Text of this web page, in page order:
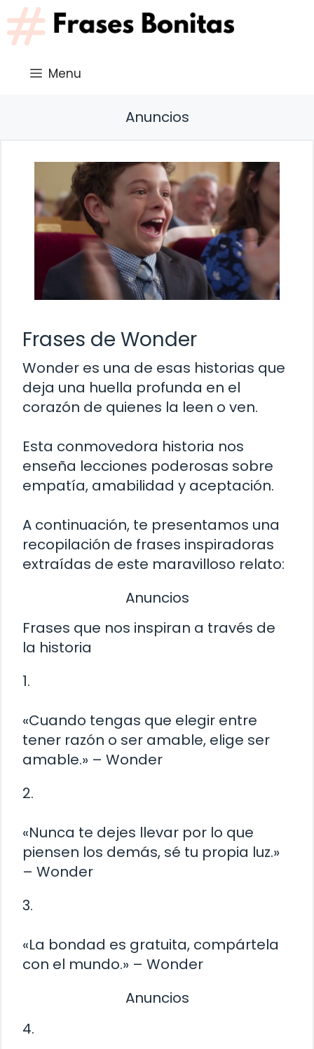
Saltar
al
contenido
Menu
Anuncios
Frases de Wonder
Wonder es una de esas historias que
deja una huella profunda en el
corazón de quienes la leen o ven.
Esta conmovedora historia nos
enseña lecciones poderosas sobre
empatía, amabilidad y aceptación.
A continuación, te presentamos una
recopilación de frases inspiradoras
extraídas de este maravilloso relato:
Anuncios
Frases que nos inspiran a través de
la historia
1.
«Cuando tengas que elegir entre
tener razón o ser amable, elige ser
amable.» – Wonder
2.
«Nunca te dejes llevar por lo que
piensen los demás, sé tu propia luz.»
– Wonder
3.
«La bondad es gratuita, compártela
con el mundo.» – Wonder
Anuncios
4.